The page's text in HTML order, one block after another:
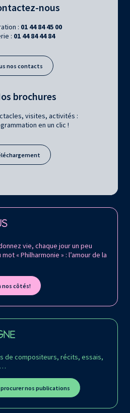
nous
: 01 44 84 45 00
: 01 44 84 44 84
nos contacts
brochures
visites, activités :
en un clic !
vie, chaque jour un peu
« Philharmonie » : l’amour de la
nos côtés!
de compositeurs, récits, essais,
nos publications
sur